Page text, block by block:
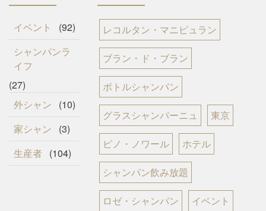
イベント
(92)
シャンパンラ
イフ
(27)
外シャン
(10)
家シャン
(3)
生産者 (104)
レコルタン・マニピュラン
ブラン・ド・ブラン
ボトルシャンパン
グラスシャンパーニュ 東京
ピノ・ノワール ホテル
シャンパン飲み放題
ロゼ・シャンパン イベント